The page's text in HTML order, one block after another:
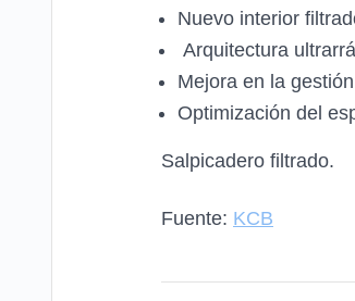
Nuevo interior
Arquitectura
Mejora en la
Optimización del
Salpicadero filtrado.
Fuente: KCB